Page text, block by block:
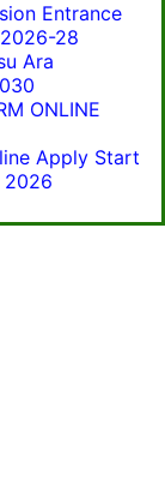
Entrance
28
Ara
ONLINE
Apply Start
2026